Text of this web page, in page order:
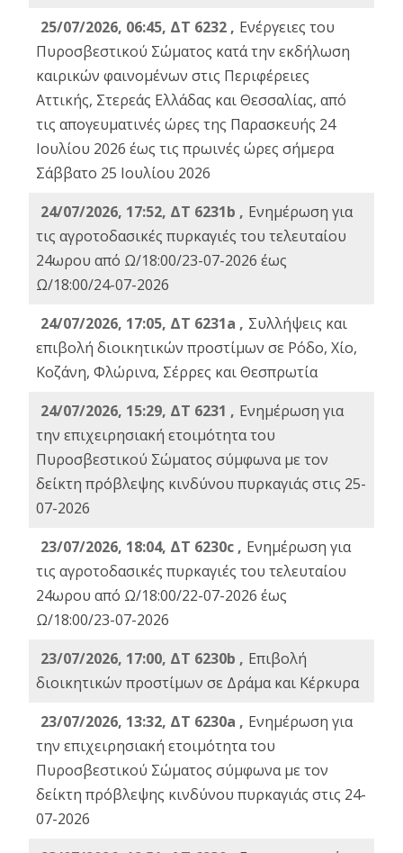
25/07/2026, 06:45, ΔΤ 6232 , Ενέργειες του
Πυροσβεστικού Σώματος κατά την εκδήλωση
καιρικών φαινομένων στις Περιφέρειες
Αττικής, Στερεάς Ελλάδας και Θεσσαλίας, από
τις απογευματινές ώρες της Παρασκευής 24
Ιουλίου 2026 έως τις πρωινές ώρες σήμερα
Σάββατο 25 Ιουλίου 2026
24/07/2026, 17:52, ΔΤ 6231b , Ενημέρωση για
τις αγροτοδασικές πυρκαγιές του τελευταίου
24ωρου από Ω/18:00/23-07-2026 έως
Ω/18:00/24-07-2026
24/07/2026, 17:05, ΔΤ 6231a , Συλλήψεις και
επιβολή διοικητικών προστίμων σε Ρόδο, Χίο,
Κοζάνη, Φλώρινα, Σέρρες και Θεσπρωτία
24/07/2026, 15:29, ΔΤ 6231 , Ενημέρωση για
την επιχειρησιακή ετοιμότητα του
Πυροσβεστικού Σώματος σύμφωνα με τον
δείκτη πρόβλεψης κινδύνου πυρκαγιάς στις 25-
07-2026
23/07/2026, 18:04, ΔΤ 6230c , Ενημέρωση για
τις αγροτοδασικές πυρκαγιές του τελευταίου
24ωρου από Ω/18:00/22-07-2026 έως
Ω/18:00/23-07-2026
23/07/2026, 17:00, ΔΤ 6230b , Επιβολή
διοικητικών προστίμων σε Δράμα και Κέρκυρα
23/07/2026, 13:32, ΔΤ 6230a , Ενημέρωση για
την επιχειρησιακή ετοιμότητα του
Πυροσβεστικού Σώματος σύμφωνα με τον
δείκτη πρόβλεψης κινδύνου πυρκαγιάς στις 24-
07-2026